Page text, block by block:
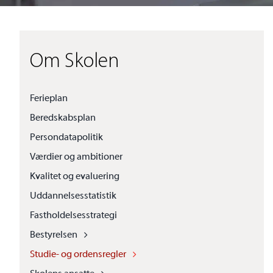
Om Skolen
Ferieplan
Beredskabsplan
Persondatapolitik
Værdier og ambitioner
Kvalitet og evaluering
Uddannelsesstatistik
Fastholdelsesstrategi
Bestyrelsen
Studie- og ordensregler